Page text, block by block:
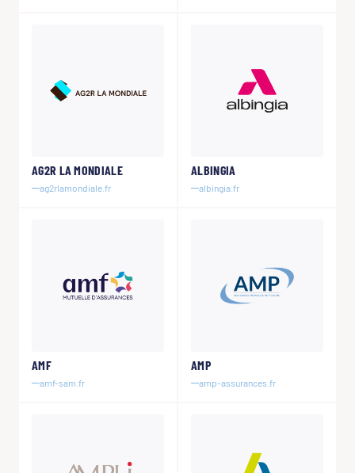
AG2R LA MONDIALE
ag2rlamondiale.fr
ALBINGIA
albingia.fr
AMF
amf-sam.fr
AMP
amp-assurances.fr